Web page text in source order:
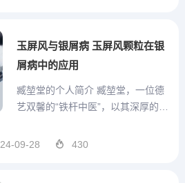
出油、长痘痘，很多人首先想到的
免...
玉屏风与银屑病 玉屏风颗粒在银
屑病中的应用
臧堃堂的个人简介 臧堃堂，一位德
艺双馨的“铁杆中医”，以其深厚的医
立了卓越的导师形象。他出生于中
24-09-28 430